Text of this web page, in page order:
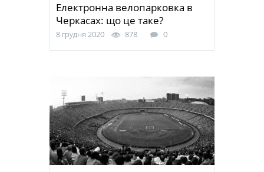
Електронна велопарковка в
Черкасах: що це таке?
8 грудня 2020 878 0